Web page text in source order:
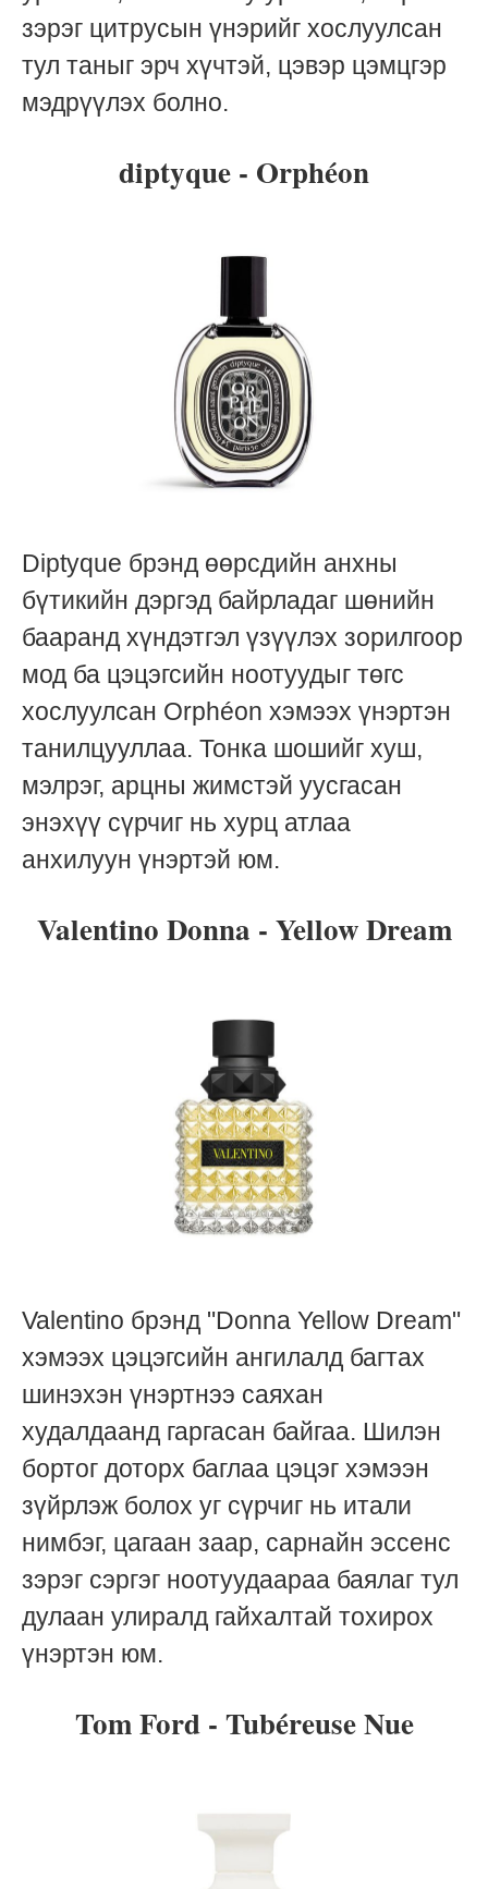
зэрэг цитрусын үнэрийг хослуулсан
тул таныг эрч хүчтэй, цэвэр цэмцгэр
мэдрүүлэх болно.
diptyque - Orphéon
Diptyque брэнд өөрсдийн анхны
бүтикийн дэргэд байрладаг шөнийн
бааранд хүндэтгэл үзүүлэх зорилгоор
мод ба цэцэгсийн ноотуудыг төгс
хослуулсан Orphéon хэмээх үнэртэн
танилцууллаа. Тонка шошийг хуш,
мэлрэг, арцны жимстэй уусгасан
энэхүү сүрчиг нь хурц атлаа
анхилуун үнэртэй юм.
Valentino Donna - Yellow Dream
Valentinо брэнд "Donna Yellow Dream"
хэмээх цэцэгсийн ангилалд багтах
шинэхэн үнэртнээ саяхан
худалдаанд гаргасан байгаа. Шилэн
бортог доторх баглаа цэцэг хэмээн
зүйрлэж болох уг сүрчиг нь итали
нимбэг, цагаан заар, сарнайн эссенс
зэрэг сэргэг ноотуудаараа баялаг тул
дулаан улиралд гайхалтай тохирох
үнэртэн юм.
Tom Ford - Tubéreuse Nue